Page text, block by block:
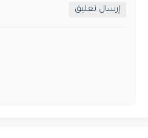
إرسال تعليق